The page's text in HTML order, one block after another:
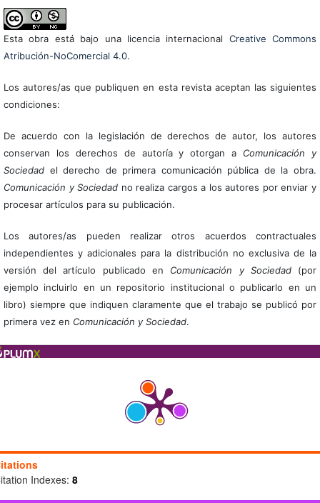
Esta obra está bajo una licencia internacional Creative Commons
Atribución-NoComercial 4.0.
Los autores/as que publiquen en esta revista aceptan las siguientes
condiciones:
De acuerdo con la legislación de derechos de autor, los autores
conservan los derechos de autoría y otorgan a Comunicación y
Sociedadel derecho de primera comunicación pública de la obra.
Comunicación y Sociedad no realiza cargos a los autores por enviar y
procesar artículos para su publicación.
Los autores/as pueden realizar otros acuerdos contractuales
independientes y adicionales para la distribución no exclusiva de la
versión del artículo publicado en Comunicación y Sociedad(por
ejemplo incluirlo en un repositorio institucional o publicarlo en un
libro) siempre que indiquen claramente que el trabajo se publicó por
primera vez en Comunicación y Sociedad.
Indexes: 8